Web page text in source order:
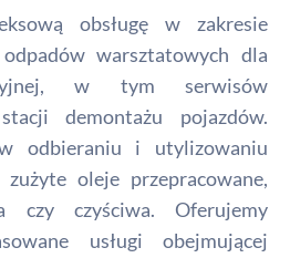
obsługę w zakresie
warsztatowych dla
w tym serwisów
demontażu pojazdów.
odbieraniu i utylizowaniu
oleje przepracowane,
czy czyściwa. Oferujemy
usługi obejmującej